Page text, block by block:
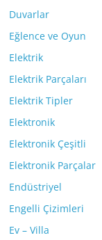
Duvarlar
Eğlence ve Oyun
Elektrik
Elektrik Parçaları
Elektrik Tipler
Elektronik
Elektronik Çeşitli
Elektronik Parçalar
Endüstriyel
Engelli Çizimleri
Ev – Villa